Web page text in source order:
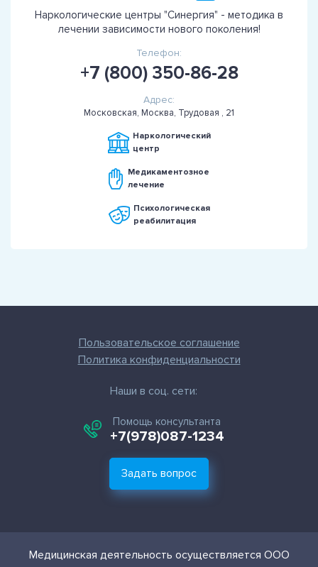
Наркологические центры "Синергия" - методика в
лечении зависимости нового поколения!
Телефон:
+7 (800) 350-86-28
Адрес:
Московская, Москва, Трудовая , 21
Наркологический
центр
Медикаментозное
лечение
Психологическая
реабилитация
Пользовательское соглашение
Политика конфиденциальности
Наши в соц. сети:
Помощь консультанта
+7(978)087-1234
Задать вопрос
Медицинская деятельность осуществляется ООО